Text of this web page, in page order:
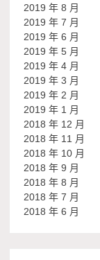
2019 年 8 月
2019 年 7 月
2019 年 6 月
2019 年 5 月
2019 年 4 月
2019 年 3 月
2019 年 2 月
2019 年 1 月
2018 年 12 月
2018 年 11 月
2018 年 10 月
2018 年 9 月
2018 年 8 月
2018 年 7 月
2018 年 6 月